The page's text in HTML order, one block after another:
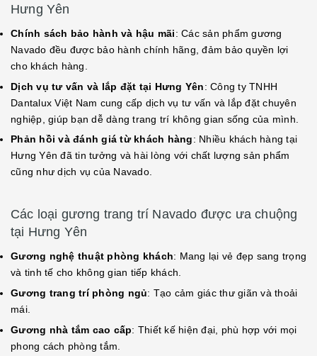
Hưng Yên
Chính sách bảo hành và hậu mãi: Các sản phẩm gương
Navado đều được bảo hành chính hãng, đảm bảo quyền lợi
cho khách hàng.
Dịch vụ tư vấn và lắp đặt tại Hưng Yên: Công ty TNHH
Dantalux Việt Nam cung cấp dịch vụ tư vấn và lắp đặt chuyên
nghiệp, giúp bạn dễ dàng trang trí không gian sống của mình.
Phản hồi và đánh giá từ khách hàng: Nhiều khách hàng tại
Hưng Yên đã tin tưởng và hài lòng với chất lượng sản phẩm
cũng như dịch vụ của Navado.
Các loại gương trang trí Navado được ưa chuộng
tại Hưng Yên
Gương nghệ thuật phòng khách: Mang lại vẻ đẹp sang trọng
và tinh tế cho không gian tiếp khách.
Gương trang trí phòng ngủ: Tạo cảm giác thư giãn và thoải
mái.
Gương nhà tắm cao cấp: Thiết kế hiện đại, phù hợp với mọi
phong cách phòng tắm.